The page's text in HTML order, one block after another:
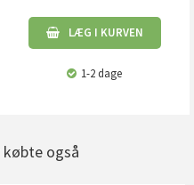
LÆG I KURVEN
1-2 dage
købte også